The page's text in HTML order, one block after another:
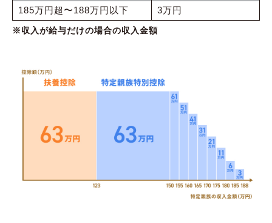
185万円超〜188万円以下
3万円
※収入が給与だけの場合の収入金額